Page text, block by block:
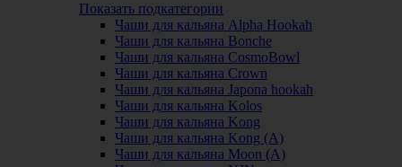
Показать подкатегории
Чаши для кальяна Alpha Hookah
Чаши для кальяна Bonche
Чаши для кальяна CosmoBowl
Чаши для кальяна Crown
Чаши для кальяна Japona hookah
Чаши для кальяна Kolos
Чаши для кальяна Kong
Чаши для кальяна Kong (A)
Чаши для кальяна Moon (А)